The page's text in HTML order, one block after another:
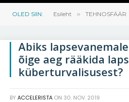
OLED SIIN: Esileht » TEHNOSFÄÄR
Abiks
õige aeg rääkida
küberturvalisusest?
BY ACCELERISTA ON 30. NOV. 2019